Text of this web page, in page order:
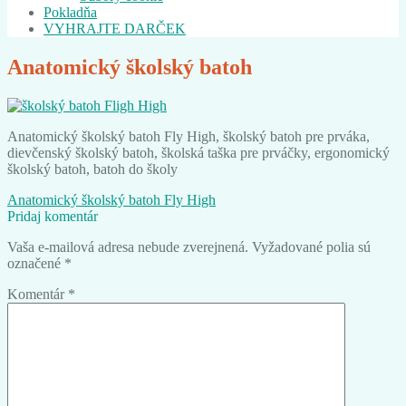
Pokladňa
VYHRAJTE DARČEK
Anatomický školský batoh
Anatomický školský batoh Fly High, školský batoh pre prváka,
dievčenský školský batoh, školská taška pre prváčky, ergonomický
školský batoh, batoh do školy
Navigácia
v
článku
Predchádzajúci
článok:
Anatomický školský batoh Fly High
Pridaj komentár
Vaša e-mailová adresa nebude zverejnená. Vyžadované polia sú
označené *
Komentár *